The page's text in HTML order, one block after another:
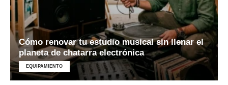
Cómo renovar tu estudio musical sin llenar el
planeta de chatarra electrónica
EQUIPAMIENTO